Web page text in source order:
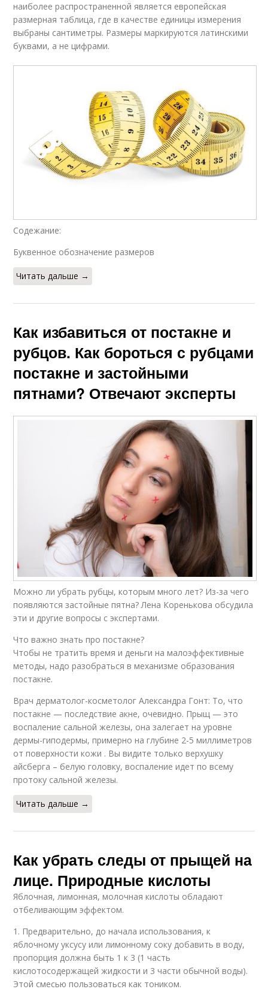
наиболее распространенной является европейская
размерная таблица, где в качестве единицы измерения
выбраны сантиметры. Размеры маркируются латинскими
буквами, а не цифрами.
Содежание:
Буквенное обозначение размеров
Читать дальше →
Как избавиться от постакне и
рубцов. Как бороться с рубцами
постакне и застойными
пятнами? Отвечают эксперты
Можно ли убрать рубцы, которым много лет? Из-за чего
появляются застойные пятна? Лена Коренькова обсудила
эти и другие вопросы с экспертами.
Что важно знать про постакне?
Чтобы не тратить время и деньги на малоэффективные
методы, надо разобраться в механизме образования
постакне.
Врач дерматолог-косметолог Александра Гонт: То, что
постакне — последствие акне, очевидно. ​​​​​​​Прыщ — это
воспаление сальной железы, она залегает на уровне
дермы-гиподермы, примерно на глубине 2-5 миллиметров
от поверхности кожи . Вы видите только верхушку
айсберга – белую головку, воспаление идет по всему
протоку сальной железы.
Читать дальше →
Как убрать следы от прыщей на
лице. Природные кислоты
Яблочная, лимонная, молочная кислоты обладают
отбеливающим эффектом.
1. Предварительно, до начала использования, к
яблочному уксусу или лимонному соку добавить в воду,
пропорция должна быть 1 к 3 (1 часть
кислотосодержащей жидкости и 3 части обычной воды).
Этой смесью пользоваться как тоником.